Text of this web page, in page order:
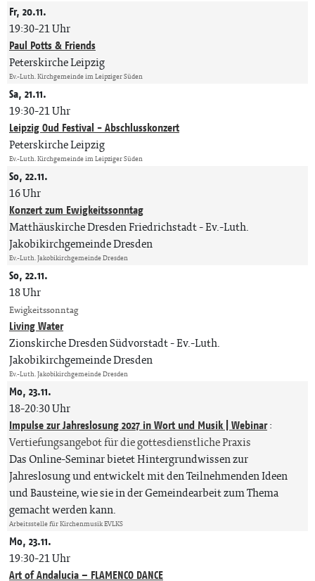
Fr, 20.11.
19:30-21 Uhr
Paul Potts & Friends
Peterskirche Leipzig
Ev.-Luth. Kirchgemeinde im Leipziger Süden
Sa, 21.11.
19:30-21 Uhr
Leipzig Oud Festival - Abschlusskonzert
Peterskirche Leipzig
Ev.-Luth. Kirchgemeinde im Leipziger Süden
So, 22.11.
16 Uhr
Konzert zum Ewigkeitssonntag
Matthäuskirche Dresden Friedrichstadt Ev.-Luth.
Jakobikirchgemeinde Dresden
Ev.-Luth. Jakobikirchgemeinde Dresden
So, 22.11.
18 Uhr
Ewigkeitssonntag
Living Water
Zionskirche Dresden Südvorstadt Ev.-Luth.
Jakobikirchgemeinde Dresden
Ev.-Luth. Jakobikirchgemeinde Dresden
Mo, 23.11.
18-20:30 Uhr
Impulse zur Jahreslosung 2027 in Wort und Musik | Webinar:
Vertiefungsangebot für die gottesdienstliche Praxis
Das Online-Seminar bietet Hintergrundwissen zur
Jahreslosung und entwickelt mit den Teilnehmenden Ideen
und Bausteine, wie sie in der Gemeindearbeit zum Thema
gemacht werden kann.
Arbeitsstelle für Kirchenmusik EVLKS
Mo, 23.11.
19:30-21 Uhr
Art of Andalucia – FLAMENCO DANCE